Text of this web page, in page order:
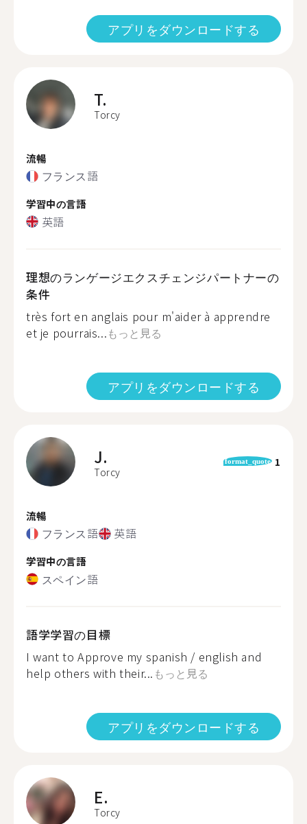
アプリをダウンロードする
T.
Torcy
流暢
フランス語
学習中の言語
英語
理想のランゲージエクスチェンジパートナーの
条件
très fort en anglais pour m'aider à apprendre
et je pourrais...もっと見る
アプリをダウンロードする
J.
Torcy
format_quote 1
流暢
フランス語 英語
学習中の言語
スペイン語
語学学習の目標
I want to Approve my spanish / english and
help others with their... もっと見る
アプリをダウンロードする
E.
Torcy